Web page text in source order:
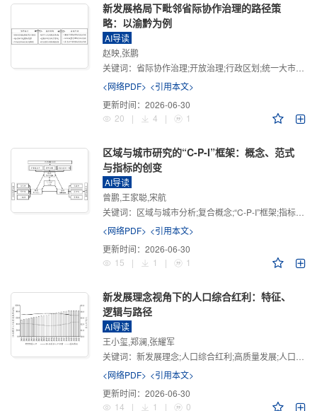
新发展格局下毗邻省际协作治理的路径策
略：以渝黔为例
AI导读
赵映,张鹏
关键词： 省际协作治理;开放治理;行政区划;统一大市场;新发展格局
<网络PDF> <引用本文>
更新时间： 2026-06-30
20
| 4 | 1
区域与城市研究的“C-P-I”框架：概念、范式
与指标的创变
AI导读
曾鹏,王家聪,宋航
关键词： 区域与城市分析;复合概念;“C-P-I”框架;指标体系
<网络PDF> <引用本文>
更新时间： 2026-06-30
15
| 1 | 1
新发展理念视角下的人口综合红利：特征、
逻辑与路径
AI导读
王小玺,郑澜,张耀军
关键词： 新发展理念;人口综合红利;高质量发展;人口政策;中国式现代化
<网络PDF> <引用本文>
更新时间： 2026-06-30
14
| 1 | 0